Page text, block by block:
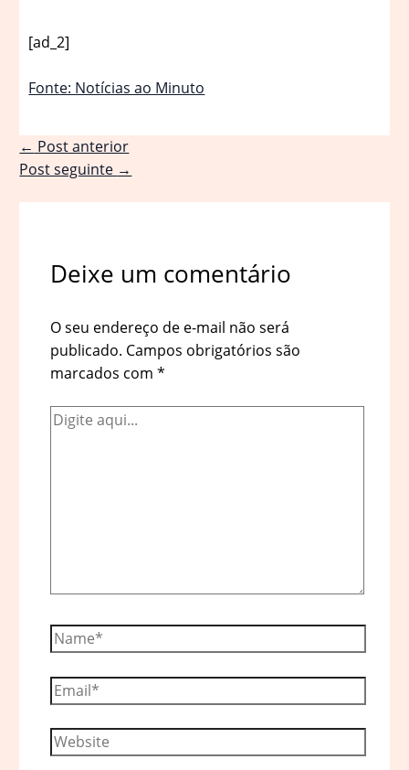
[ad_2]
Fonte: Notícias ao Minuto
← Post anterior
Post seguinte →
Deixe um comentário
O seu endereço de e-mail não será
publicado. Campos obrigatórios são
marcados com *
Digite
Name*
Email*
Website